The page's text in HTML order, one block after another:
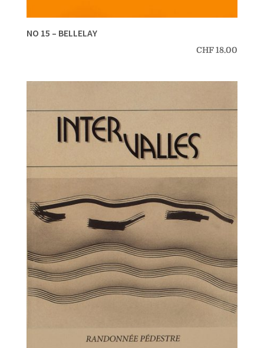
NO 15 – BELLELAY
CHF18.00